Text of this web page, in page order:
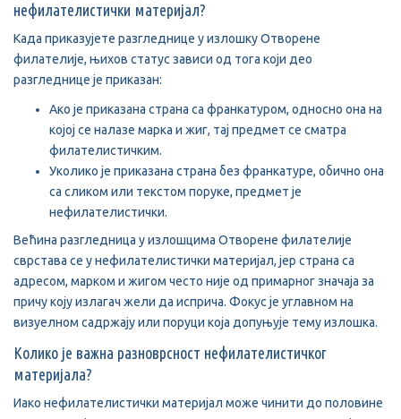
нефилателистички материјал?
Када приказујете разгледнице у излошку Отворене
филателије, њихов статус зависи од тога који део
разгледнице је приказан:
Ако је приказана страна са франкатуром, односно она на
којој се налазе марка и жиг, тај предмет се сматра
филателистичким.
Уколико је приказана страна без франкатуре, обично она
са сликом или текстом поруке, предмет је
нефилателистички.
Већина разгледница у излошцима Отворене филателије
сврстава се у нефилателистички материјал, јер страна са
адресом, марком и жигом често није од примарног значаја за
причу коју излагач жели да исприча. Фокус је углавном на
визуелном садржају или поруци која допуњује тему излошка.
Колико је важна разноврсност нефилателистичког
материјала?
Иако нефилателистички материјал може чинити до половине